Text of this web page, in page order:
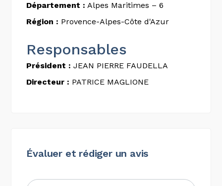
Département : Alpes Maritimes – 6
Région : Provence-Alpes-Côte d'Azur
Responsables
Président : JEAN PIERRE FAUDELLA
Directeur : PATRICE MAGLIONE
Évaluer et rédiger un avis